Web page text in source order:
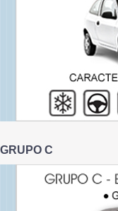
GRUPO C